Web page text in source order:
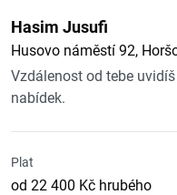
Hasim Jusufi
Husovo náměstí 92,
Vzdálenost od tebe
nabídek.
Plat
od 22 400 Kč hrubého